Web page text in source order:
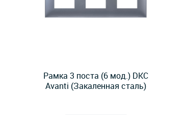
Рамка 3 поста (6 мод.) DKC
Avanti (Закаленная сталь)